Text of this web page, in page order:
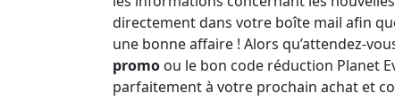
directement dans votre boîte mail afin
une bonne affaire ! Alors qu’attendez-
promo ou le bon code réduction Planet
parfaitement à votre prochain achat et